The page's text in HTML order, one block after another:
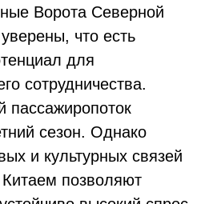
Ворота Северной
что есть
для
сотрудничества.
пассажиропоток
сезон. Однако
и культурных связей
позволяют